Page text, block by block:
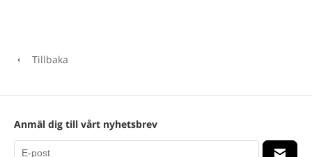
Tillbaka
Anmäl dig till vårt nyhetsbrev